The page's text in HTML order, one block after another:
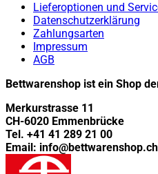
Lieferoptionen und
Datenschutzerklärung
Zahlungsarten
Impressum
AGB
Bettwarenshop ist ein Shop
Merkurstrasse 11
CH-6020 Emmenbrücke
Tel. +41 41 289 21 00
Email: info@bettwarenshop.ch